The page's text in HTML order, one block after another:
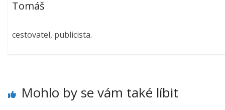
Tomáš
cestovatel, publicista.
Mohlo by se vám také líbit